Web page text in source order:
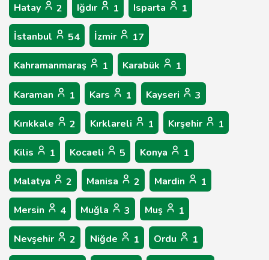
Hatay 2 Iğdır 1 Isparta 1
İstanbul 54 İzmir 17
Kahramanmaraş 1 Karabük 1
Karaman 1 Kars 1 Kayseri 3
Kırıkkale 2 Kırklareli 1 Kırşehir 1
Kilis 1 Kocaeli 5 Konya 1
Malatya 2 Manisa 2 Mardin 1
Mersin 4 Muğla 3 Muş 1
Nevşehir 2 Niğde 1 Ordu 1